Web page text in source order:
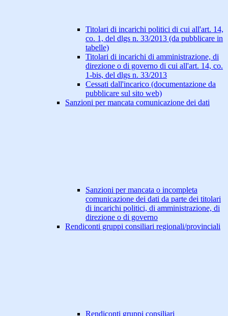
Titolari di incarichi politici di cui all'art. 14,
co. 1, del dlgs n. 33/2013 (da pubblicare in
tabelle)
Titolari di incarichi di amministrazione, di
direzione o di governo di cui all'art. 14, co.
1-bis, del dlgs n. 33/2013
Cessati dall'incarico (documentazione da
pubblicare sul sito web)
Sanzioni per mancata comunicazione dei dati
Sanzioni per mancata o incompleta
comunicazione dei dati da parte dei titolari
di incarichi politici, di amministrazione, di
direzione o di governo
Rendiconti gruppi consiliari regionali/provinciali
Rendiconti gruppi consiliari